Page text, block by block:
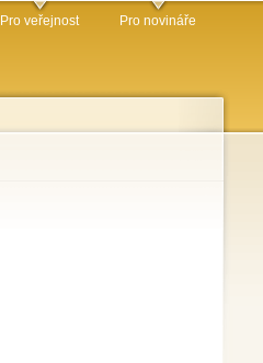
Pro veřejnost Pro novináře